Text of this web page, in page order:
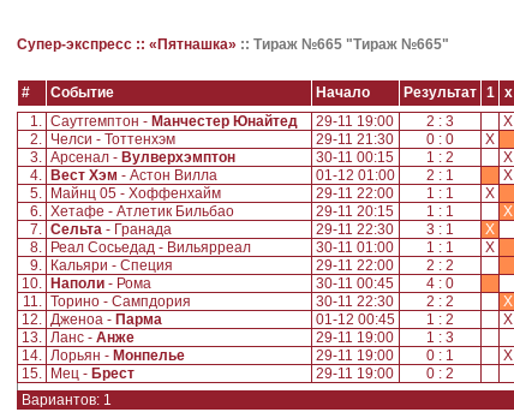
Супер-экспресс :: «Пятнашка» :: Тираж №665 "Тираж №665"
# Событие Начало Результат 1 x
1. Саутгемптон - Манчестер Юнайтед 29-11 19:00 2 : 3
X
2. Челси - Тоттенхэм 29-11 21:30 0 : 0
X
3. Арсенал - Вулверхэмптон 30-11 00:15 1 : 2
X
4.
Вест Хэм - Астон Вилла 01-12 01:00 2 : 1
X
5.
Майнц 05 - Хоффенхайм 29-11 22:00 1 : 1
X
6. Хетафе - Атлетик Бильбао 29-11 20:15 1 : 1
X
7. Сельта - Гранада 29-11 22:30 3 : 1
X
8.
Реал Сосьедад - Вильярреал 30-11 01:00 1 : 1
X
9.
Кальяри - Специя 29-11 22:00 2 : 2
10.
Наполи - Рома 30-11 00:45 4 : 0
11. Торино - Сампдория 30-11 22:30 2 : 2
X
12. Дженоа - Парма 01-12 00:45 1 : 2
X
13. Ланс - Анже 29-11 19:00 1 : 3
14. Лорьян - Монпелье 29-11 19:00 0 : 1
X
15.
Мец - Брест 29-11 19:00 0 : 2
Вариантов: 1